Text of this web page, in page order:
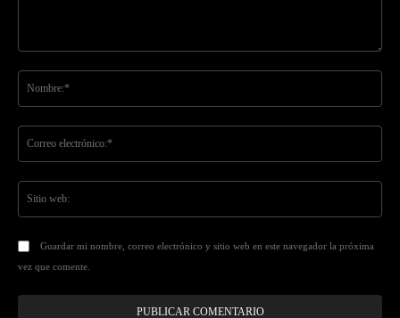
Guardar mi nombre, correo electrónico y sitio web en este navegador la próxima
vez que comente.